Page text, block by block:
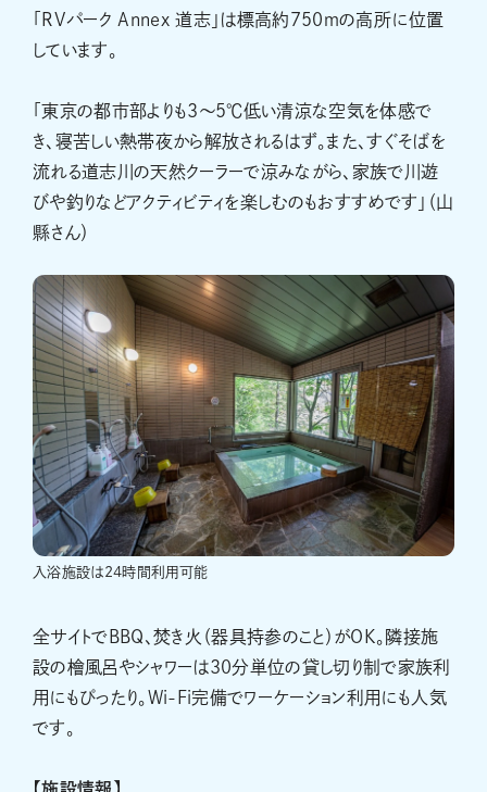
「RVパーク Annex 道志」は標高約750ｍの高所に位置
しています。
「東京の都市部よりも3～5℃低い清涼な空気を体感で
き、寝苦しい熱帯夜から解放されるはず。また、すぐそばを
流れる道志川の天然クーラーで涼みながら、家族で川遊
びや釣りなどアクティビティを楽しむのもおすすめです」（山
縣さん）
入浴施設は24時間利用可能
全サイトでBBQ、焚き火（器具持参のこと）がOK。隣接施
設の檜風呂やシャワーは30分単位の貸し切り制で家族利
用にもぴったり。Wi-Fi完備でワーケーション利用にも人気
です。